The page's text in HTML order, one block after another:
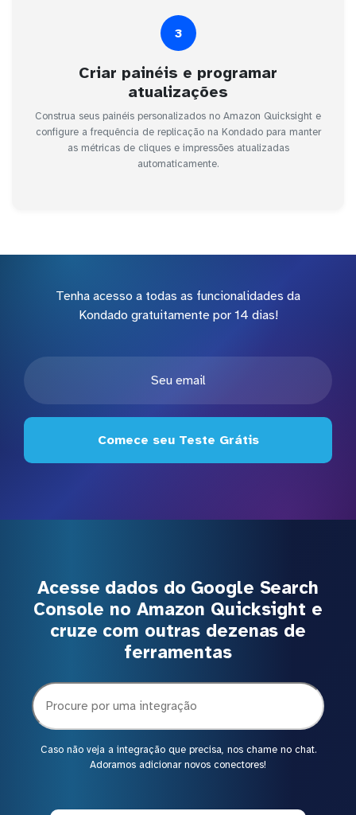
3
Criar painéis e programar
atualizações
Construa seus painéis personalizados no Amazon Quicksight e
configure a frequência de replicação na Kondado para manter
as métricas de cliques e impressões atualizadas
automaticamente.
Tenha acesso a todas as funcionalidades da
Kondado gratuitamente por 14 dias!
Comece seu Teste Grátis
Acesse dados do Google Search
Console no Amazon Quicksight e
cruze com outras dezenas de
ferramentas
Caso não veja a integração que precisa, nos chame no chat.
Adoramos adicionar novos conectores!